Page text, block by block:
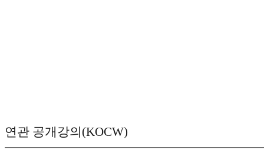
연관 공개강의(KOCW)